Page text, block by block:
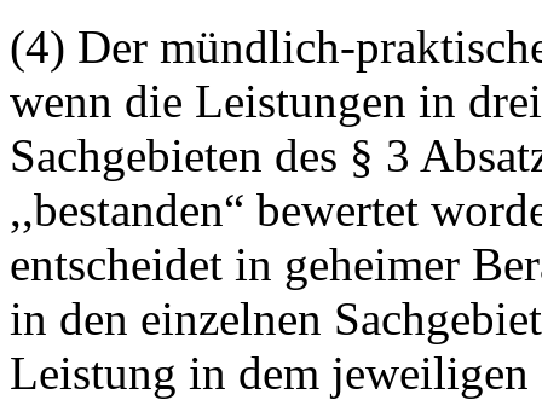
(4) Der mündlich-
wenn die Leistungen in
Sachgebieten des § 3
,,bestanden“ bewertet
entscheidet in geheimer
in den einzelnen
Leistung in dem jeweiligen